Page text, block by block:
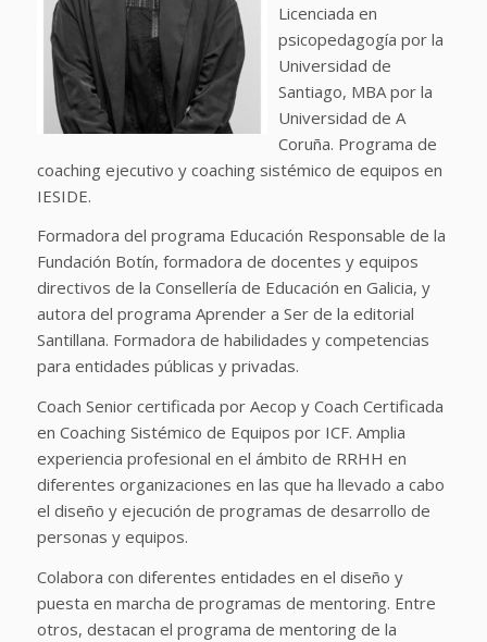
Licenciada en
psicopedagogía por la
Universidad de
Santiago, MBA por la
Universidad de A
Coruña. Programa de
coaching ejecutivo y coaching sistémico de equipos en
IESIDE.
Formadora del programa Educación Responsable de la
Fundación Botín, formadora de docentes y equipos
directivos de la Consellería de Educación en Galicia, y
autora del programa Aprender a Ser de la editorial
Santillana. Formadora de habilidades y competencias
para entidades públicas y privadas.
Coach Senior certificada por Aecop y Coach Certificada
en Coaching Sistémico de Equipos por ICF. Amplia
experiencia profesional en el ámbito de RRHH en
diferentes organizaciones en las que ha llevado a cabo
el diseño y ejecución de programas de desarrollo de
personas y equipos.
Colabora con diferentes entidades en el diseño y
puesta en marcha de programas de mentoring. Entre
otros, destacan el programa de mentoring de la